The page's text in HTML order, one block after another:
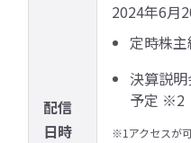
配信
日時
2024年6月
定時株
決算説
予定 ※2
※1アクセスが